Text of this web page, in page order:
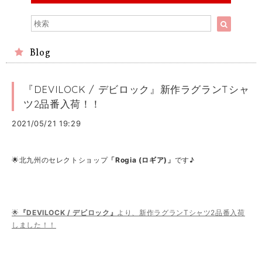
Blog
『DEVILOCK / デビロック』新作ラグランTシャ
ツ2品番入荷！！
2021/05/21 19:29
🌟北九州のセレクトショップ「Rogia (ロギア)」 です♪
🌟 『DEVILOCK / デビロック』 より、新作ラグランTシャツ2品番入荷
しました！！